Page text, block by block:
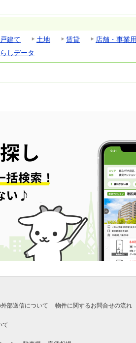
建て 土地 賃貸 店舗・事業用
しデータ
部送信について 物件に関するお問合せの流れ
て